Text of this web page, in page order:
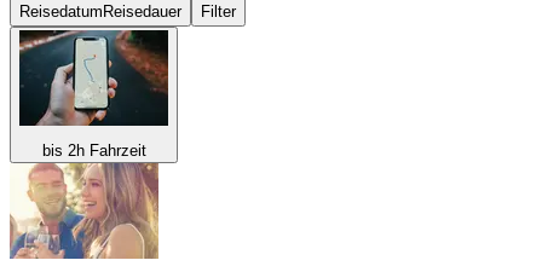
Reisedatum Reisedauer Filter
bis 2h Fahrzeit